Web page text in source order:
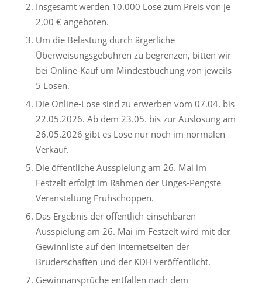
Insgesamt werden 10.000 Lose zum Preis von je
2,00 € angeboten.
Um die Belastung durch ärgerliche
Überweisungsgebühren zu begrenzen, bitten wir
bei Online-Kauf um Mindestbuchung von jeweils
5 Losen.
Die Online-Lose sind zu erwerben vom 07.04. bis
22.05.2026. Ab dem 23.05. bis zur Auslosung am
26.05.2026 gibt es Lose nur noch im normalen
Verkauf.
Die öffentliche Ausspielung am 26. Mai im
Festzelt erfolgt im Rahmen der Unges-Pengste
Veranstaltung Frühschoppen.
Das Ergebnis der öffentlich einsehbaren
Ausspielung am 26. Mai im Festzelt wird mit der
Gewinnliste auf den Internetseiten der
Bruderschaften und der KDH veröffentlicht.
Gewinnansprüche entfallen nach dem